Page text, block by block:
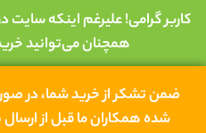
کاربر گرامی! علیرغم اینکه
همچنان می‌توانید
ضمن تشکر از خرید شما، در
شده همکاران ما قبل از